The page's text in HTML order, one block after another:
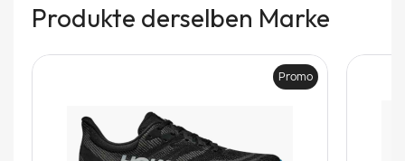
Produkte derselben Marke
Promo